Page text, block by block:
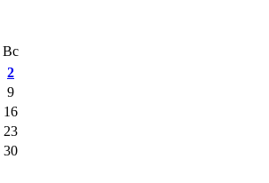
Вс
2
9
16
23
30